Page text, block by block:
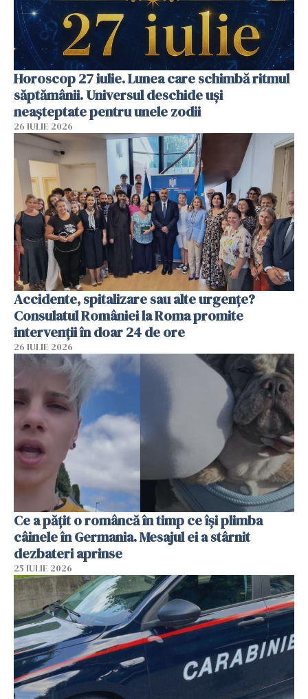
Horoscop 27 iulie. Lunea care schimbă ritmul
săptămânii. Universul deschide uși
neașteptate pentru unele zodii
26 IULIE 2026
Accidente, spitalizare sau alte urgențe?
Consulatul României la Roma promite
intervenții în doar 24 de ore
26 IULIE 2026
Ce a pățit o româncă în timp ce își plimba
câinele în Germania. Mesajul ei a stârnit
dezbateri aprinse
25 IULIE 2026